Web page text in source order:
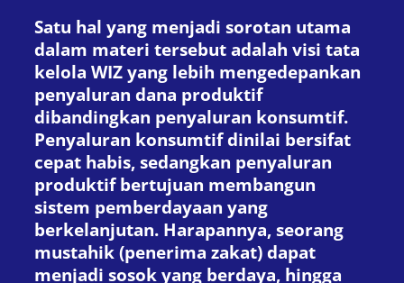
Satu hal yang menjadi sorotan utama
dalam materi tersebut adalah visi tata
kelola WIZ yang lebih mengedepankan
penyaluran dana produktif
dibandingkan penyaluran konsumtif.
Penyaluran konsumtif dinilai bersifat
cepat habis, sedangkan penyaluran
produktif bertujuan membangun
sistem pemberdayaan yang
berkelanjutan. Harapannya, seorang
mustahik (penerima zakat) dapat
menjadi sosok yang berdaya, hingga